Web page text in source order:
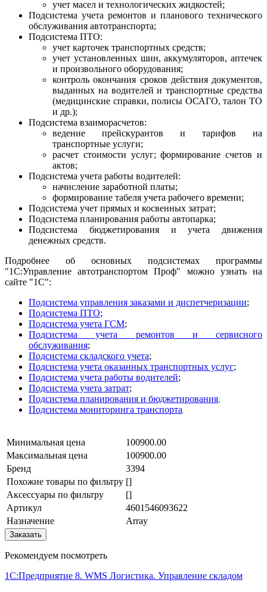
учет масел и технологических жидкостей;
Подсистема учета ремонтов и планового технического
обслуживания автотранспорта;
Подсистема ПТО:
учет карточек транспортных средств;
учет установленных шин, аккумуляторов, аптечек
и произвольного оборудования;
контроль окончания сроков действия документов,
выданных на водителей и транспортные средства
(медицинские справки, полисы ОСАГО, талон ТО
и др.);
Подсистема взаиморасчетов:
ведение прейскурантов и тарифов на
транспортные услуги;
расчет стоимости услуг; формирование счетов и
актов;
Подсистема учета работы водителей:
начисление заработной платы;
формирование табеля учета рабочего времени;
Подсистема учет прямых и косвенных затрат;
Подсистема планирования работы автопарка;
Подсистема бюджетирования и учета движения
денежных средств.
Подробнее об основных подсистемах программы
"1С:Управление автотранспортом Проф" можно узнать на
сайте "1С":
Подсистема управления заказами и диспетчеризации;
Подсистема ПТО;
Подсистема учета ГСМ;
Подсистема учета ремонтов и сервисного
обслуживания;
Подсистема складского учета;
Подсистема учета оказанных транспортных услуг;
Подсистема учета работы водителей;
Подсистема учета затрат;
Подсистема планирования и бюджетирования;
Подсистема мониторинга транспорта.
Минимальная цена
100900.00
Максимальная цена
100900.00
Бренд
3394
Похожие товары по фильтру []
Аксессуары по фильтру
[]
Артикул
4601546093622
Назначение
Array
Заказать
Рекомендуем посмотреть
1С:Предприятие 8. WMS Логистика. Управление складом